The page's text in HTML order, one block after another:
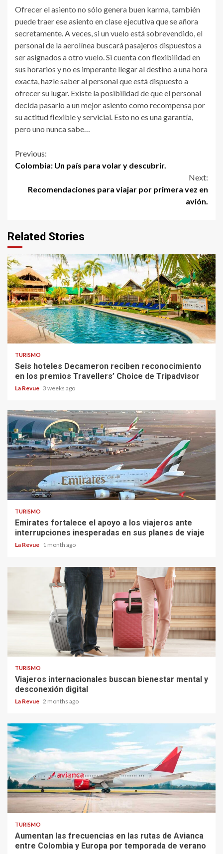
Ofrecer el asiento no sólo genera buen karma, también
puede traer ese asiento en clase ejecutiva que se añora
secretamente. A veces, si un vuelo está sobrevendido, el
personal de la aerolínea buscará pasajeros dispuestos a
ser asignados a otro vuelo. Si cuenta con flexibilidad en
sus horarios y no es imperante llegar al destino a una hora
exacta, hazle saber al personal que está dispuesto a
ofrecer su lugar. Existe la posibilidad de que el personal
decida pasarlo a un mejor asiento como recompensa por
su actitud flexible y servicial. Esto no es una garantía,
pero uno nunca sabe…
Continue
Reading
Previous:
Colombia: Un país para volar y descubrir.
Next:
Recomendaciones para viajar por primera vez en
avión.
Related Stories
TURISMO
Seis hoteles Decameron reciben reconocimiento
en los premios Travellers’ Choice de Tripadvisor
La Revue 3 weeks ago
TURISMO
Emirates fortalece el apoyo a los viajeros ante
interrupciones inesperadas en sus planes de viaje
La Revue 1 month ago
TURISMO
Viajeros internacionales buscan bienestar mental y
desconexión digital
La Revue 2 months ago
TURISMO
Aumentan las frecuencias en las rutas de Avianca
entre Colombia y Europa por temporada de verano